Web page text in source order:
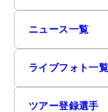
ニュース一覧
ライブフォト一覧
ツアー登録選手